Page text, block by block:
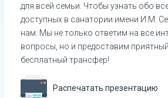
для всей семьи. Чтобы узнать обо
доступных в санатории имени И.М.
нам. Мы не только ответим на все
вопросы, но и предоставим
бесплатный трансфер!
Распечатать презентацию